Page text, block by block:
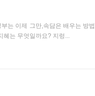
는 이제 그만,속담은 배우는 방
혜는 무엇일까요? 지렁...